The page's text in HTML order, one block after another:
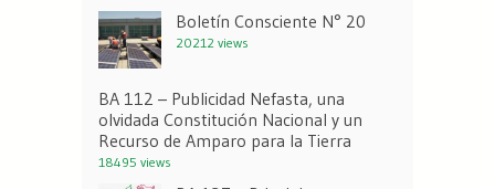
Boletín Consciente N° 20
20212 views
BA 112 – Publicidad Nefasta, una
olvidada Constitución Nacional y un
Recurso de Amparo para la Tierra
18495 views